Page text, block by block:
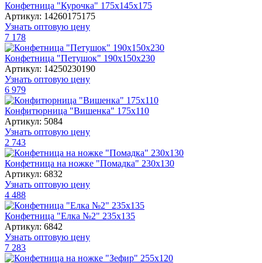
Конфетница "Курочка" 175х145х175
Артикул: 14260175175
Узнать оптовую цену
7 178
Конфетница "Петушок" 190х150х230
Артикул: 14250230190
Узнать оптовую цену
6 979
Конфитюрница "Вишенка" 175х110
Артикул: 5084
Узнать оптовую цену
2 743
Конфетница на ножке "Помадка" 230х130
Артикул: 6832
Узнать оптовую цену
4 488
Конфетница "Елка №2" 235х135
Артикул: 6842
Узнать оптовую цену
7 283